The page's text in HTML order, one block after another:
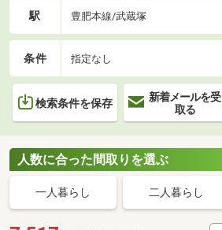
駅 豊肥本線/武蔵塚
条件 指定なし
検索条件を保存
新着メールを受
取る
人数に合った間取りを選ぶ
一人暮らし 二人暮らし